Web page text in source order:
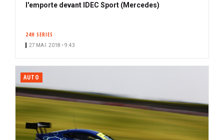
l'emporte devant IDEC Sport (Mercedes)
24H SERIES
27 MAI. 2018 • 9:43
AUTO